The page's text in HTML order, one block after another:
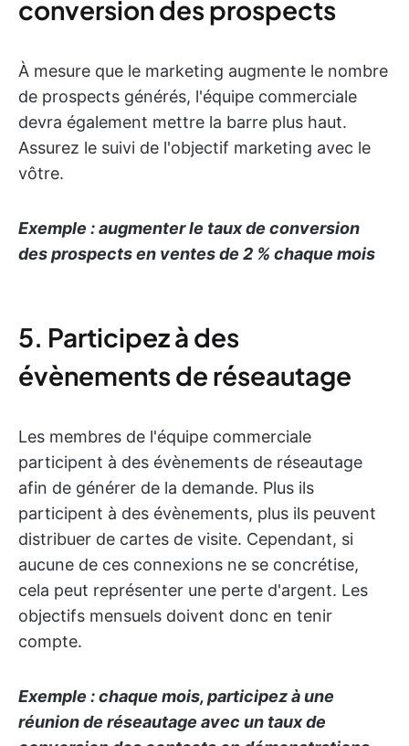
conversion des prospects
À mesure que le marketing augmente le nombre
de prospects générés, l'équipe commerciale
devra également mettre la barre plus haut.
Assurez le suivi de l'objectif marketing avec le
vôtre.
Exemple : augmenter le taux de conversion
des prospects en ventes de 2 % chaque mois
5. Participez à des
évènements de réseautage
Les membres de l'équipe commerciale
participent à des évènements de réseautage
afin de générer de la demande. Plus ils
participent à des évènements, plus ils peuvent
distribuer de cartes de visite. Cependant, si
aucune de ces connexions ne se concrétise,
cela peut représenter une perte d'argent. Les
objectifs mensuels doivent donc en tenir
compte.
Exemple : chaque mois, participez à une
réunion de réseautage avec un taux de